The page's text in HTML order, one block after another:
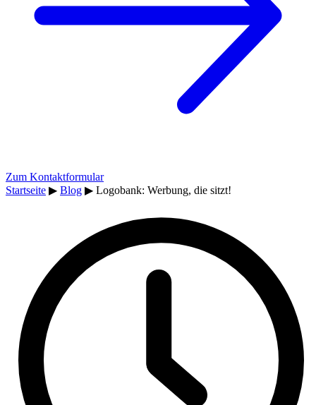
Zum Kontaktformular
Startseite ▶ Blog ▶ Logobank: Werbung, die sitzt!